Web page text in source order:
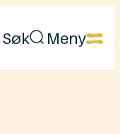
Søk Meny